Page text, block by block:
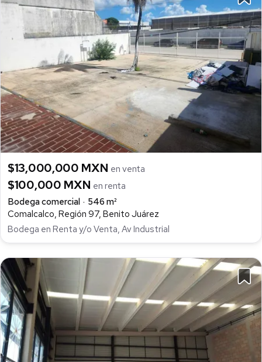
$13,000,000 MXN en venta
$100,000 MXN en renta
Bodega comercial
546 m²
Comalcalco, Región 97, Benito Juárez
Bodega en Renta y/o Venta, Av Industrial